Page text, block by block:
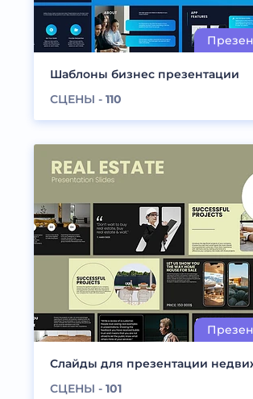
Шаблоны бизнес презентации
СЦЕНЫ - 110
Слайды для презентации
СЦЕНЫ - 101